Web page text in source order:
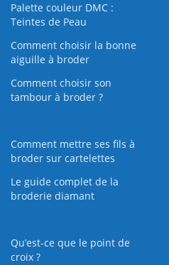
Palette couleur DMC :
Teintes de Peau
Comment choisir la bonne
aiguille à broder
Comment choisir son
tambour à broder ?
Comment mettre ses fils à
broder sur cartelettes
Le guide complet de la
broderie diamant
Qu’est-ce que le point de
croix ?